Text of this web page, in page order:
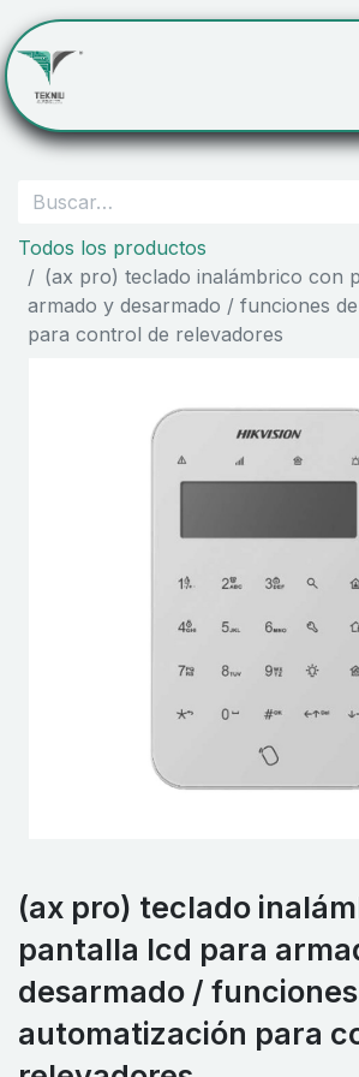
Todos los productos
(ax pro) teclado inalámbrico con
armado y desarmado / funciones
para control de relevadores
(ax pro) teclado
pantalla lcd para
desarmado /
automatización para